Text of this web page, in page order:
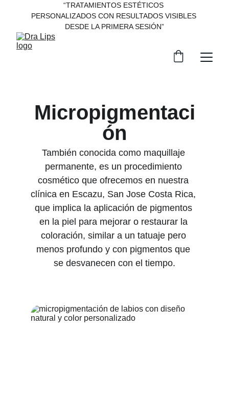
“TRATAMIENTOS ESTÉTICOS
PERSONALIZADOS CON RESULTADOS VISIBLES
DESDE LA PRIMERA SESIÓN”
Micropigmentaci
ón
También conocida como maquillaje
permanente, es un procedimiento
cosmético que ofrecemos en nuestra
clínica en Escazu, San Jose Costa Rica,
que implica la aplicación de pigmentos
en la piel para mejorar o restaurar la
coloración, similar a un tatuaje pero
menos profundo y con pigmentos que
se desvanecen con el tiempo.